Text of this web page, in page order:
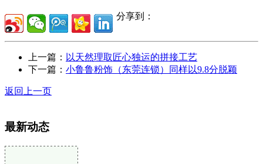
分享到：
上一篇： 以天然理取匠心独运的拼接工艺
下一篇： 小鲁鲁粉饰（东莞连锁）同样以9.8分脱颖
返回上一页
最新动态